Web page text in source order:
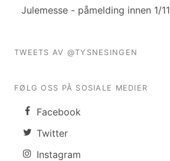
Julemesse - påmelding innen 1/11
TWEETS AV @TYSNESINGEN
FØLG OSS PÅ SOSIALE MEDIER
Facebook
Twitter
Instagram